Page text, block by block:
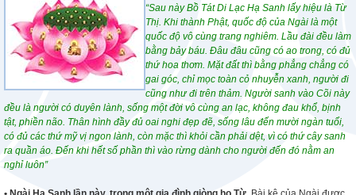
“Sau này Bồ Tát Di Lạc Hạ Sanh lấy hiệu là Từ
Thị. Khi thành Phật, quốc độ của Ngài là một
quốc độ vô cùng trang nghiêm. Lầu đài đều làm
bằng bảy báu. Đâu đâu cũng có ao trong, có đủ
thứ hoa thơm. Mặt đất thì bằng phẳng chẳng có
gai góc, chỉ mọc toàn cỏ nhuyễn xanh, người đi
cũng như đi trên thảm. Người sanh vào Cõi này
đều là người có duyên lành, sống một đời vô cùng an lạc, không đau khổ, bịnh
tật, phiền não. Thân hình đầy đủ oai nghi đẹp đẽ, sống lâu đến mười ngàn tuổi,
có đủ các thứ mỹ vị ngon lành, còn mặc thì khỏi cần phải dệt, vì có thứ cây sanh
ra quần áo. Đến khi hết số phần thì vào rừng dành cho người đến đó nằm an
nghỉ luôn”